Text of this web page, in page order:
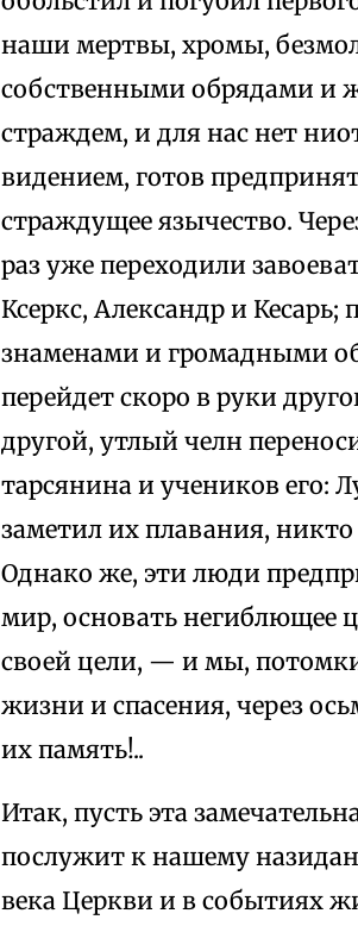
наши мертвы, хромы,
собственными обрядами
страждем, и для нас нет
видением, готов
страждущее язычество.
раз уже переходили
Ксеркс, Александр и
знаменами и громадными
перейдет скоро в руки
другой, утлый челн
тарсянина и учеников его:
заметил их плавания,
Однако же, эти люди
мир, основать негиблющее
своей цели, — и мы,
жизни и спасения, через
их память!..
Итак, пусть эта
послужит к нашему
века Церкви и в событиях